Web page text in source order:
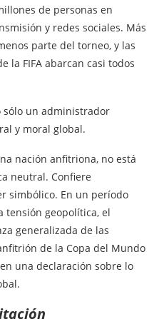
de personas en
y redes sociales. Más
parte del torneo, y las
la FIFA abarcan casi todos
sólo un administrador
y moral global.
nación anfitriona, no está
neutral. Confiere
simbólico. En un período
tensión geopolítica, el
generalizada de las
de la Copa del Mundo
una declaración sobre lo